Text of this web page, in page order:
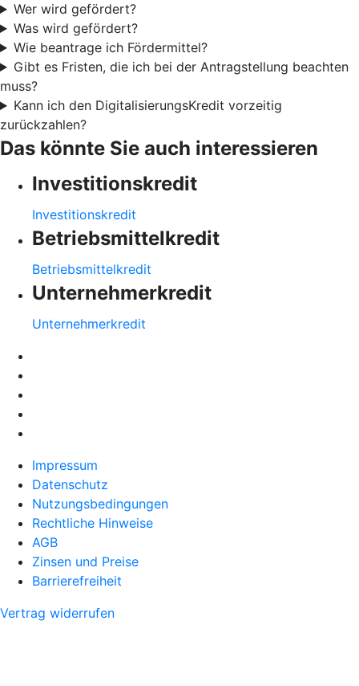
Wer wird gefördert?
Was wird gefördert?
Wie beantrage ich Fördermittel?
Gibt es Fristen, die ich bei der Antragstellung beachten
muss?
Kann ich den DigitalisierungsKredit vorzeitig
zurückzahlen?
Das könnte Sie auch interessieren
Investitionskredit
Investitionskredit
Betriebsmittelkredit
Betriebsmittelkredit
Unternehmerkredit
Unternehmerkredit
Impressum
Datenschutz
Nutzungsbedingungen
Rechtliche Hinweise
AGB
Zinsen und Preise
Barrierefreiheit
Vertrag widerrufen